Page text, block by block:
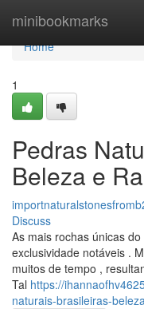
minibookmarks
Home
Home
1
Pedras
Beleza e
Discuss
As mais rochas únicas
exclusividade notáveis .
muitos de tempo ,
Tal https://
naturais-brasileiras-